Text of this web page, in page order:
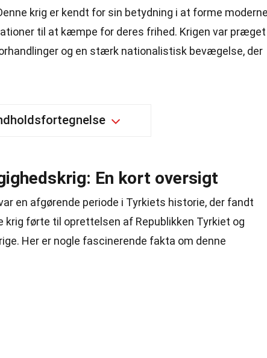
krig er kendt for sin betydning i at forme moderne
til at kæmpe for deres frihed. Krigen var præget
og en stærk nationalistisk bevægelse, der
En kort oversigt
en afgørende periode i Tyrkiets historie, der fandt
krig førte til oprettelsen af Republikken Tyrkiet og
Her er nogle fascinerende fakta om denne